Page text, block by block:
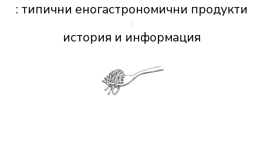
: типични еногастрономични продукти
:
история и информация